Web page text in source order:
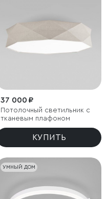
37 000 ₽
Потолочный светильник с
тканевым плафоном
КУПИТЬ
УМНЫЙ ДОМ